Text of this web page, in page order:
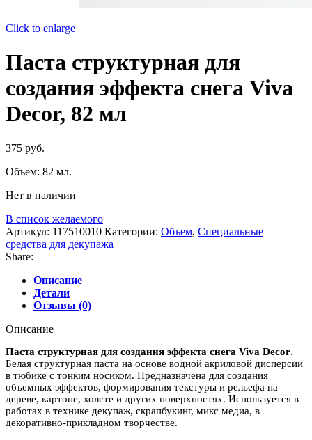
Click to enlarge
Паста структурная для
создания эффекта снега Viva
Decor, 82 мл
375 руб.
Объем: 82 мл.
Нет в наличии
В список желаемого
Артикул: 117510010 Категории: Объем, Специальные
средства для декупажа
Share:
Описание
Детали
Отзывы (0)
Описание
Паста структурная для создания эффекта снега Viva Decor.
Белая структурная паста на основе водной акриловой дисперсии
в тюбике с тонким носиком. Предназначена для создания
объемных эффектов, формирования текстуры и рельефа на
дереве, картоне, холсте и других поверхностях. Используется в
работах в технике декупаж, скрапбукинг, микс медиа, в
декоративно-прикладном творчестве.